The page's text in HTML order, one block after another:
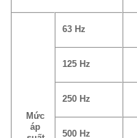
Mức
áp
63 Hz
125 Hz
250 Hz
500 Hz